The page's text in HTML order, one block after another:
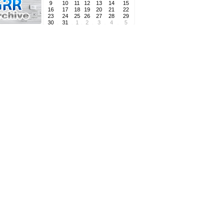
9 10 11 12 13 14
15
16
17 18 19 20 21
22
23
24 25 26 27 28
29
30
31 1 2 3 4 5